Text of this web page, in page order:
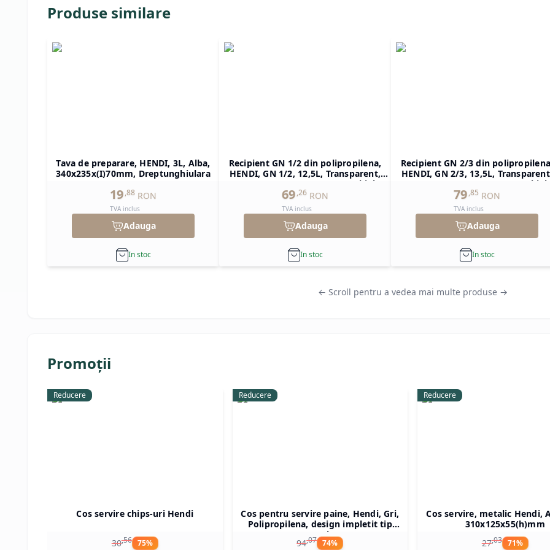
Produse similare
Tava de preparare, HENDI, 3L, Alba,
340x235x(I)70mm, Dreptunghiulara
19,88 RON
TVA inclus
Adauga
In stoc
Recipient GN 1/2 din polipropilena,
HENDI, GN 1/2, 12,5L, Transparent,
325x265x(H)200mm, Dreptunghiular
69,26 RON
TVA inclus
Adauga
In stoc
Recipient GN 2/3 din
HENDI, GN 2/3, 13,5L,
354x325x(H)150mm, Dreptunghiular
79,85 RON
TVA inclus
Adauga
In stoc
← Scroll pentru a vedea mai multe produse →
Promoții
Reducere
Cos servire chips-uri Hendi
30,56 75%
Reducere
Cos pentru servire paine, Hendi, Gri,
Polipropilena, design impletit tip
ratan, ø370x(h)120 mm
94,07 74%
Reducere
Cos servire, metalic Hendi,
310x125x55(h)mm
27,03 71%